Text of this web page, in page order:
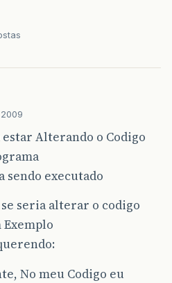
Alterando o Codigo
sendo executado
seria alterar o codigo
No meu Codigo eu